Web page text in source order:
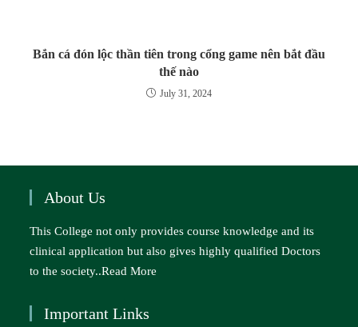
Bắn cá đón lộc thần tiên trong cổng game nên bắt đầu
thế nào
July 31, 2024
About Us
This College not only provides course knowledge and its
clinical application but also gives highly qualified Doctors
to the society..Read More
Important Links